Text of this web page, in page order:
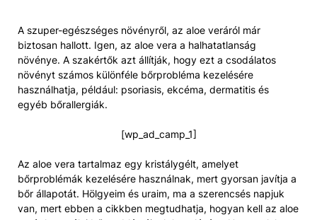
A szuper-egészséges növényről, az aloe veráról már
biztosan hallott. Igen, az aloe vera a halhatatlanság
növénye. A szakértők azt állítják, hogy ezt a csodálatos
növényt számos különféle bőrprobléma kezelésére
használhatja, például: psoriasis, ekcéma, dermatitis és
egyéb bőrallergiák.
[wp_ad_camp_1]
Az aloe vera tartalmaz egy kristálygélt, amelyet
bőrproblémák kezelésére használnak, mert gyorsan javítja a
bőr állapotát. Hölgyeim és uraim, ma a szerencsés napjuk
van, mert ebben a cikkben megtudhatja, hogyan kell az aloe